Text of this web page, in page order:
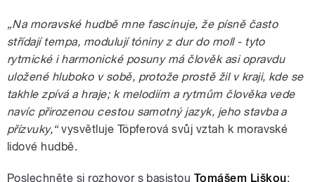
„Na moravské hudbě mne fascinuje, že písně často
střídají tempa, modulují tóniny z dur do moll - tyto
rytmické i harmonické posuny má člověk asi opravdu
uložené hluboko v sobě, protože prostě žil v kraji, kde se
takhle zpívá a hraje; k melodiím a rytmům člověka vede
navíc přirozenou cestou samotný jazyk, jeho stavba a
přízvuky,“vysvětluje Töpferová svůj vztah k moravské
lidové hudbě.
Poslechněte si rozhovor s basistou Tomášem Liškou: